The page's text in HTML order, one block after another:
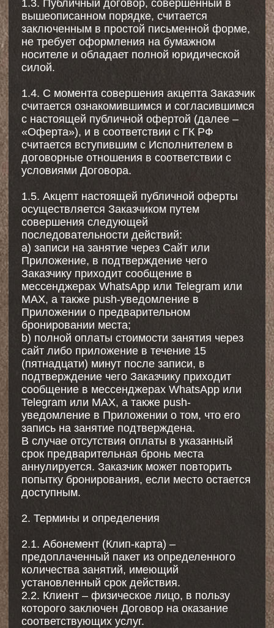
уведомление в Приложении о том, что его
запись на занятие подтверждена.
В случае отсутствия оплаты в указанный
срок предварительная бронь места
аннулируется. Заказчик может повторить
попытку бронирования, если место остается
доступным.
2.1. Абонемент (Клип-карта) –
предоплаченный пакет из определенного
количества занятий, имеющий
установленный срок действия.
2.2. Клиент – физическое лицо, в пользу
которого заключен Договор на оказание
соответствующих услуг.
2.3. Правила – утвержденные Исполнителем
для оказания Услуг правила посещения
лиц на Месте оказания Услуг, порядок и
условия получения Услуг, являющиеся
обязательными для исполнения Заказчиком,
Клиентами и иными третьими лицами,
размещенные на Сайте, в Приложении и в
настоящем Договоре.
2.4. Прайс-лист – официальный документ,
раскрывающий стоимость предоставляемых
услуг и размещенный на сайте Исполнителя
по адресу: https://ilovepilates.ru/stoimost
2.5. Приложение – мобильное приложении
YPLACES
(https://apps.apple.com/app/id6448745076).
2.6. Сайт – вебсайт, размещенный на домене
ilovepilates.ru.
2.7. Бронирование – осуществление записи
Клиента на услуги, путем выбора времени,
тренера и места проведения.
2.8. Тренер – лицо осуществляющее
проведение тренировок в ходе оказания
услуги Клиенту.
3. Предмет Договора
3.1. Исполнитель обязуется на условиях
настоящего Договора оказывать Заказчику
услуги по проведению групповых и
индивидуальных тренировок по системе
пилатес, в том числе с использованием
специализированного оборудования
(реформеры, кадиллаки и проч.) (далее –
«Услуги» или «Занятия»),
продолжительностью 50 (пятьдесят) минут,
обязуется оплатить эти Услуги.
3.2. В перечень Услуг, входящих в стоимость
Оферты, входят услуги в соответствии с
перечнем услуг, представленных в
расписании (далее – «Расписание Студии»)
на Сайте или в Приложении.
3.3. Услуги оказываются по адресу,
указанному в Расписании Студии (далее –
«Место оказания Услуг»).